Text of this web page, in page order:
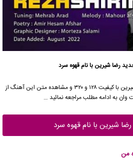
رضا شیرین با نام قهوه سرد
جهت دانلود آهنگ قهوه سرد از رضا شیرین با کیفیت ۱۲۸ و ۳۲۰ و مشاهده متن این آهنگ از
به ادامه مطلب مراجعه نمائید …
شیرین با نام قهوه سرد
من